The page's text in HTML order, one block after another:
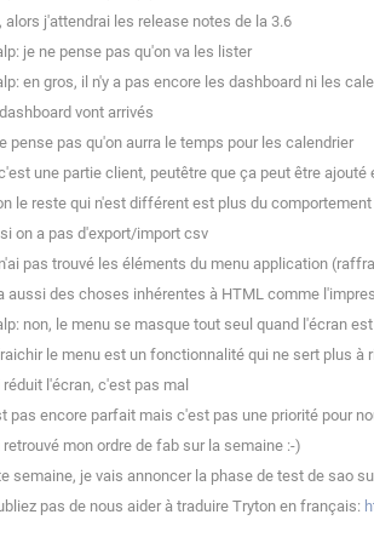
j'attendrai les release notes de la 3.6
je ne pense pas qu'on va les lister
en gros, il n'y a pas encore les dashboard ni les
vont arrivés
pense pas qu'on aurra le temps pour les calendrier
une partie client, peutêtre que ça peut être ajouté
le reste qui n'est différent est plus du
on a pas d'export/import csv
pas trouvé les éléments du menu application
aussi des choses inhérentes à HTML comme
non, le menu se masque tout seul quand l'écran
le menu est un fonctionnalité qui ne sert plus à
l'écran, c'est pas mal
pas encore parfait mais c'est pas une priorité pour
mon ordre de fab sur la semaine :-)
semaine, je vais annoncer la phase de test de sao
pas de nous aider à traduire Tryton en français: